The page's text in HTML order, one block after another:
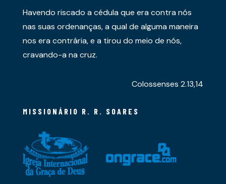
Havendo riscado a cédula que era contra nós
nas suas ordenanças, a qual de alguma maneira
nos era contrária, e a tirou do meio de nós,
cravando-a na cruz.
Colossenses 2.13,14
MISSIONÁRIO R. R. SOARES